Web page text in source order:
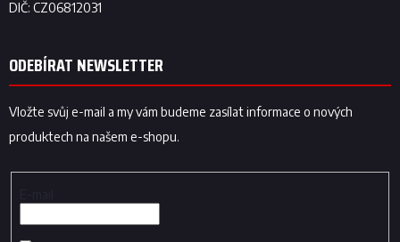
ODEBÍRAT NEWSLETTER
Vložte svůj e-mail a my vám budeme zasílat informace o nových
produktech na našem e-shopu.